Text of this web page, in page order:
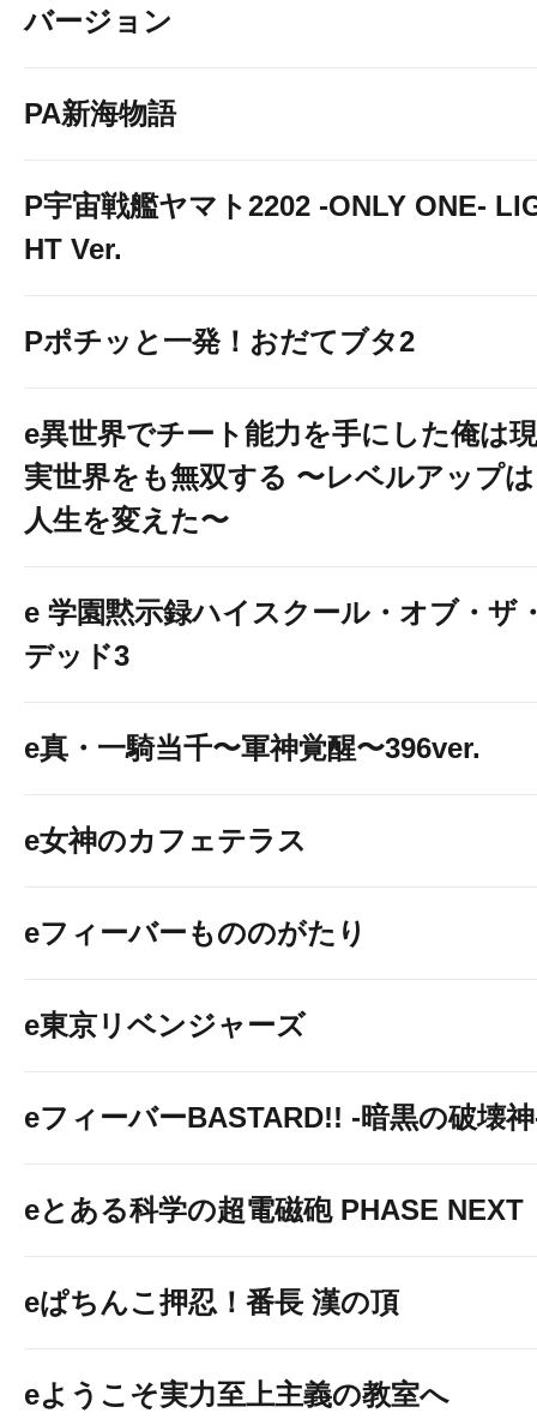
バージョン
PA新海物語
P宇宙戦艦ヤマト2202 -ONLY ONE-
HT Ver.
Pポチッと一発！おだてブタ2
e異世界でチート能力を手にした俺は現
実世界をも無双する 〜レベルアップは
人生を変えた〜
e 学園黙示録ハイスクール・オブ・ザ
デッド3
e真・一騎当千〜軍神覚醒〜396ver.
e女神のカフェテラス
eフィーバーもののがたり
e東京リベンジャーズ
eフィーバーBASTARD!! -暗黒の破壊
eとある科学の超電磁砲 PHASE NEXT
eぱちんこ押忍！番長 漢の頂
eようこそ実力至上主義の教室へ